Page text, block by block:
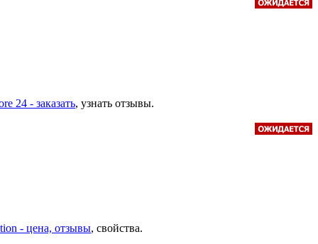
24 - заказать, узнать отзывы.
- цена, отзывы, свойства.